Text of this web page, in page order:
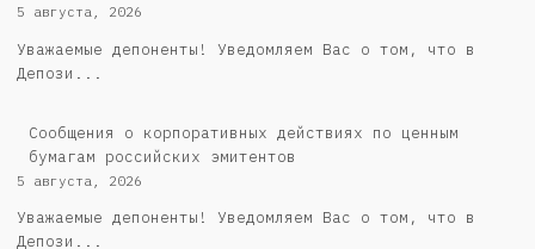
5 августа, 2026
Уважаемые депоненты! Уведомляем Вас о том, что в
Депози...
Cообщения о корпоративных действиях по ценным
бумагам российских эмитентов
5 августа, 2026
Уважаемые депоненты! Уведомляем Вас о том, что в
Депози...